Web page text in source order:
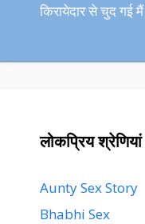
किरायेदार से चुद गई मैं
लोकप्रिय श्रेणियां
Aunty Sex Story
Bhabhi Sex